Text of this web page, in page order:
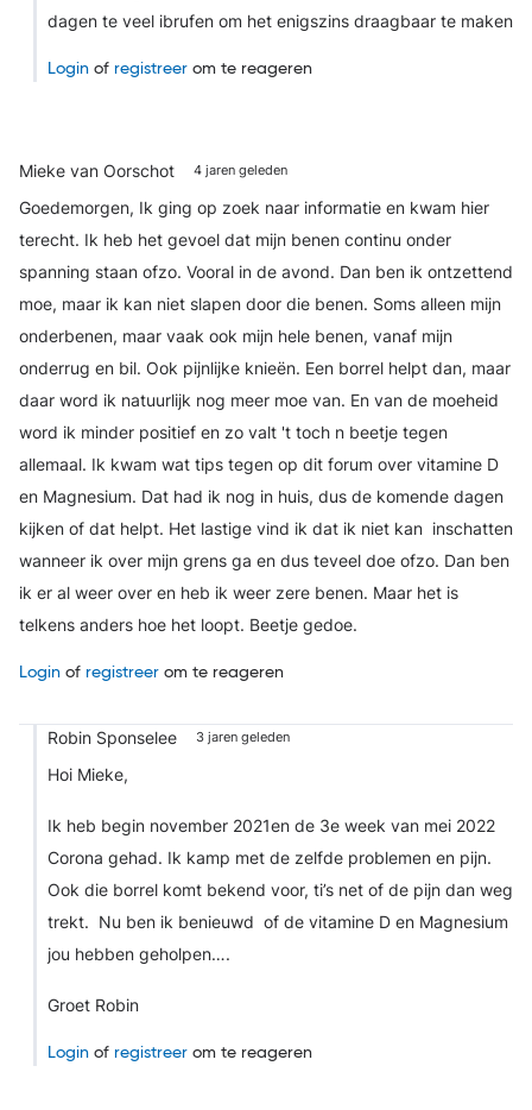
dagen te veel ibrufen om het enigszins draagbaar te maken
Login of registreer om te reageren
Mieke van Oorschot 4 jaren geleden
Goedemorgen, Ik ging op zoek naar informatie en kwam hier
terecht. Ik heb het gevoel dat mijn benen continu onder
spanning staan ofzo. Vooral in de avond. Dan ben ik ontzettend
moe, maar ik kan niet slapen door die benen. Soms alleen mijn
onderbenen, maar vaak ook mijn hele benen, vanaf mijn
onderrug en bil. Ook pijnlijke knieën. Een borrel helpt dan, maar
daar word ik natuurlijk nog meer moe van. En van de moeheid
word ik minder positief en zo valt 't toch n beetje tegen
allemaal. Ik kwam wat tips tegen op dit forum over vitamine D
en Magnesium. Dat had ik nog in huis, dus de komende dagen
kijken of dat helpt. Het lastige vind ik dat ik niet kan inschatten
wanneer ik over mijn grens ga en dus teveel doe ofzo. Dan ben
ik er al weer over en heb ik weer zere benen. Maar het is
telkens anders hoe het loopt. Beetje gedoe.
Login of registreer om te reageren
Robin Sponselee 3 jaren geleden
Hoi Mieke,
Ik heb begin november 2021en de 3e week van mei 2022
Corona gehad. Ik kamp met de zelfde problemen en pijn.
Ook die borrel komt bekend voor, ti’s net of de pijn dan weg
trekt.
Nu ben ik benieuwd of de vitamine D en Magnesium
jou hebben geholpen….
Groet Robin
Login of registreer om te reageren